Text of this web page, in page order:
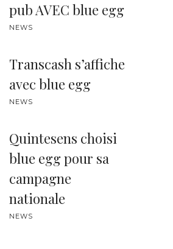
pub AVEC blue egg
NEWS
Transcash s’affiche
avec blue egg
NEWS
Quintesens choisi
blue egg pour sa
campagne
nationale
NEWS